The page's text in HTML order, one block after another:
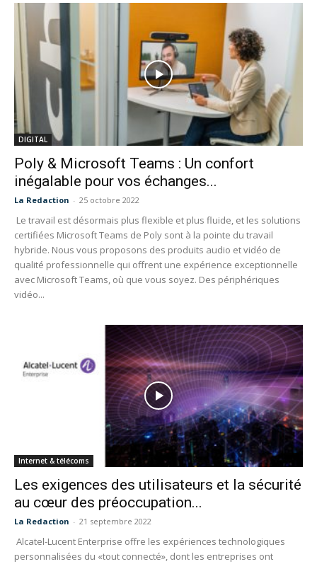
DIGITAL
Poly & Microsoft Teams : Un confort
inégalable pour vos échanges...
La Redaction - 25 octobre 2022
Le travail est désormais plus flexible et plus fluide, et les solutions
certifiées Microsoft Teams de Poly sont à la pointe du travail
hybride. Nous vous proposons des produits audio et vidéo de
qualité professionnelle qui offrent une expérience exceptionnelle
avec Microsoft Teams, où que vous soyez. Des périphériques
vidéo...
Internet & télécoms
Les exigences des utilisateurs et la sécurité
au cœur des préoccupation...
La Redaction - 21 septembre 2022
Alcatel-Lucent Enterprise offre les expériences technologiques
personnalisées du «tout connecté», dont les entreprises ont